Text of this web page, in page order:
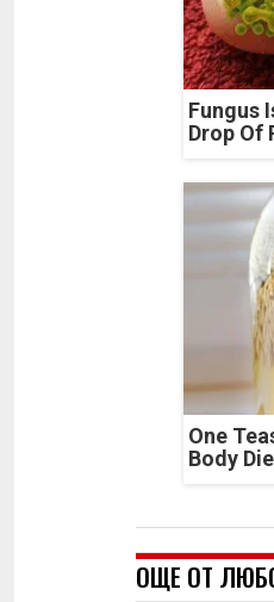
Fungus
Drop Of
One
Body
ОЩЕ ОТ